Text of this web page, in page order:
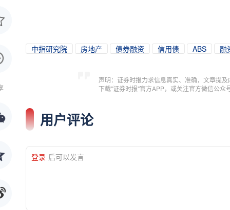
中指研究院 房地产 债券融资 信用债 ABS 融
声明：证券时报力求信息真实、准确，文章提
下载"证券时报"官方APP，或关注官方微信公
用户评论
登录 后可以发言